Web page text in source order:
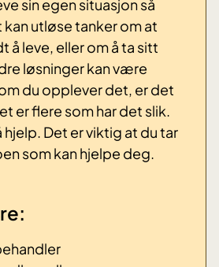
sin egen situasjon så
utløse tanker om at
å leve, eller om å ta sitt
løsninger kan være
du opplever det, er det
er flere som har det slik.
hjelp. Det er viktig at du tar
som kan hjelpe deg.